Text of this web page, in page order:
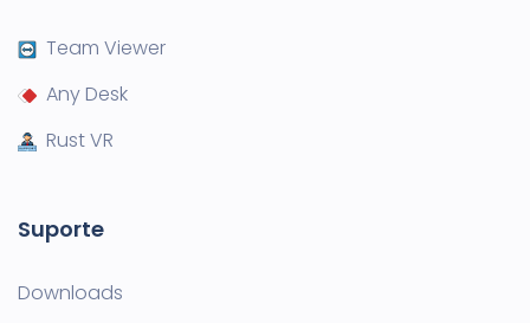
Team Viewer
Any Desk
Rust VR
Suporte
Downloads